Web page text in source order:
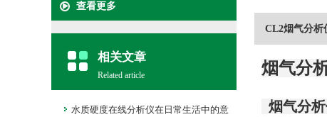
查看更多
相关文章
Related article
水质硬度在线分析仪在日常生活中的意
CL2烟气分析
烟气分
烟气分